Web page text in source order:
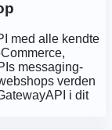
med alle kendte
messaging-
verden
i dit